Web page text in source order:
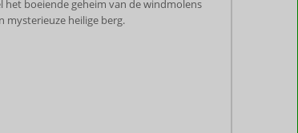
boeiende geheim van de windmolens
mysterieuze heilige berg.